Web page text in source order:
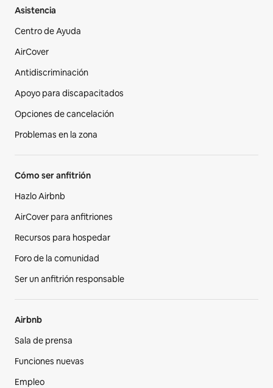
Asistencia
Centro de Ayuda
AirCover
Antidiscriminación
Apoyo para discapacitados
Opciones de cancelación
Problemas en la zona
Cómo ser anfitrión
Hazlo Airbnb
AirCover para anfitriones
Recursos para hospedar
Foro de la comunidad
Ser un anfitrión responsable
Airbnb
Sala de prensa
Funciones nuevas
Empleo